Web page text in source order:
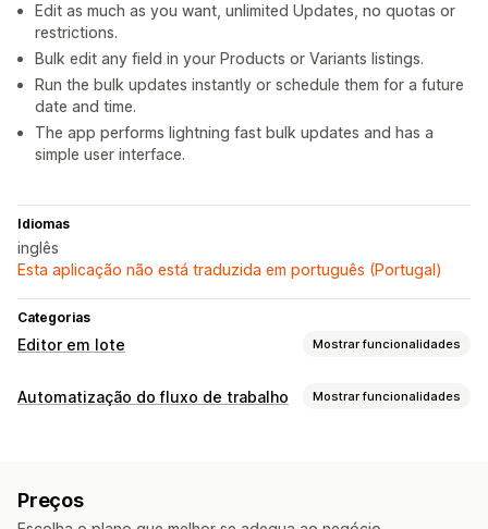
Edit as much as you want, unlimited Updates, no quotas or
restrictions.
Bulk edit any field in your Products or Variants listings.
Run the bulk updates instantly or schedule them for a future
date and time.
The app performs lightning fast bulk updates and has a
simple user interface.
Idiomas
inglês
Esta aplicação não está traduzida em português (Portugal)
Categorias
Editor em lote Mostrar funcionalidades
Recursos editáveis
Ações
Automatização do fluxo de trabalho Mostrar funcionalidades
Personalização
Preços